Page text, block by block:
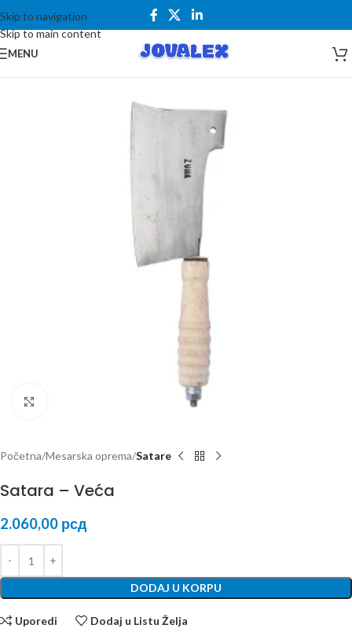
Skip to navigation
Skip to main content
MENU
Početna Mesarska oprema Satare
Satara – Veća
2.060,00 рсд
DODAJ U KORPU
Uporedi Dodaj u Listu Želja